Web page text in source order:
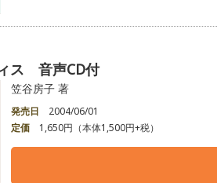
ス 音声CD付
笠谷房子 著
発売日
2004/06/01
定価
1,650円（本体1,500円+税）